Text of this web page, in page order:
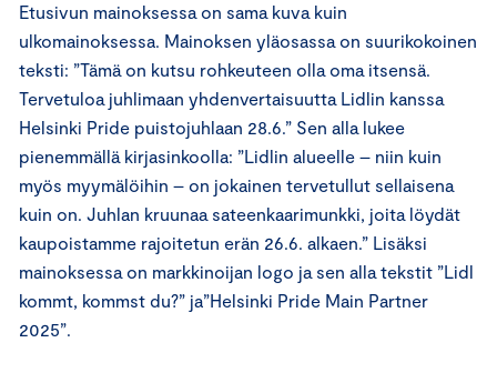
Etusivun mainoksessa on sama kuva kuin
ulkomainoksessa. Mainoksen yläosassa on suurikokoinen
teksti: ”Tämä on kutsu rohkeuteen olla oma itsensä.
Tervetuloa juhlimaan yhdenvertaisuutta Lidlin kanssa
Helsinki Pride puistojuhlaan 28.6.” Sen alla lukee
pienemmällä kirjasinkoolla: ”Lidlin alueelle – niin kuin
myös myymälöihin – on jokainen tervetullut sellaisena
kuin on. Juhlan kruunaa sateenkaarimunkki, joita löydät
kaupoistamme rajoitetun erän 26.6. alkaen.” Lisäksi
mainoksessa on markkinoijan logo ja sen alla tekstit ”Lidl
kommt, kommst du?” ja”Helsinki Pride Main Partner
2025”.